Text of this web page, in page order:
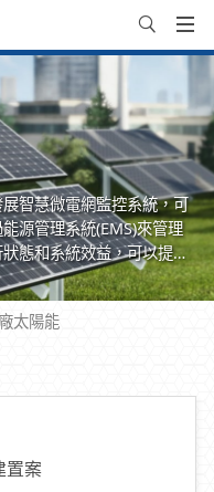
智慧微電網監控系統，可
源管理系統(EMS)來管理
態和系統效益，可以提供
太陽能
置案